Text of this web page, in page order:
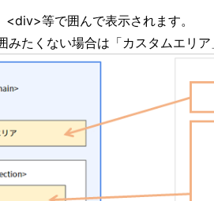
等で囲んで表示されます。
みたくない場合は「カスタムエリ